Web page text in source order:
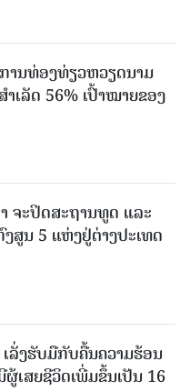
ນ​ທ່ອງ​ທ່ຽວຫວຽດນາມ
ເລັດ 56% ເປົ້າ​ໝາຍຂອງ
ຈະປິດສະຖານທູດ ແ​ລະ
ສູນ 5 ແຫ່ງ​ຢູ່​ຕ່າງ​ປະ​ເທດ
ລັ່ງຮັບມືກັບຄື້ນຄວາມຮ້ອນ
ເສຍຊີວິດເພີ່ມຂຶ້ນເປັນ 16